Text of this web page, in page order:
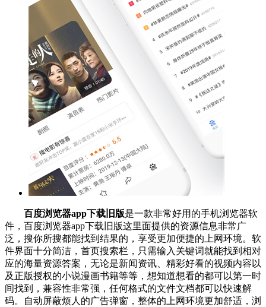
百度浏览器app下载旧版是一款非常好用的手机浏览器软
件，百度浏览器app下载旧版这里面提供的资源信息非常广
泛，搜你所搜都能找到结果的，享受更加便捷的上网环境。软
件界面十分简洁，首页搜索栏，只需输入关键词就能找到相对
应的海量资源答案，无论是新闻资讯、精彩好看的视频内容以
及正版授权的小说漫画书籍等等，想知道想看的都可以第一时
间找到，兼容性非常强，任何格式的文件文档都可以快速解
码。自动屏蔽烦人的广告弹窗，整体的上网环境更加舒适，浏